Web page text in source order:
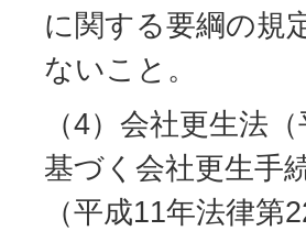
に関する要綱の規
ないこと。
（4）会社更生法
基づく会社更生手
（平成11年法律